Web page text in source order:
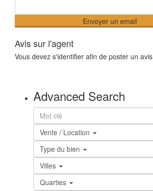
Avis sur l'agent
Vous devez s'identifier afin de poster un avis
Advanced Search
Vente / Location
Type du bien
Villes
Quarties